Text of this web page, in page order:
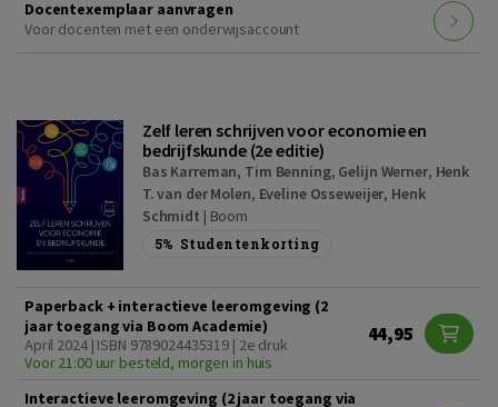
Docentexemplaar aanvragen
Voor docenten met een onderwijsaccount
Zelf leren schrijven voor economie en
bedrijfskunde (2e editie)
Bas Karreman, Tim Benning, Gelijn Werner, Henk
T. van der Molen, Eveline Osseweijer, Henk
Schmidt | Boom
5% Studentenkorting
Paperback + interactieve leeromgeving (2
jaar toegang via Boom Academie)
April 2024 | ISBN 9789024435319 | 2e druk
Voor 21:00 uur besteld, morgen in huis
44,95
Interactieve leeromgeving (2 jaar toegang via